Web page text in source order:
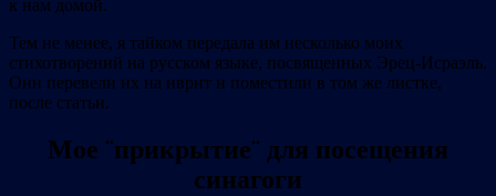
к нам домой.
Тем не менее, я тайком передала им несколько моих
стихотворений на русском языке, посвященных Эрец‐Исраэль.
Они перевели их на иврит и поместили в том же листке,
после статьи.
Мое ¨прикрытие¨ для посещения
синагоги